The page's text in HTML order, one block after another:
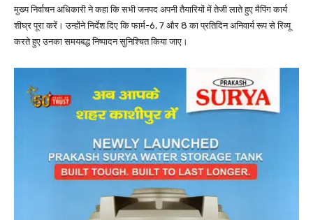
मुख्य निर्वाचन अधिकारी ने कहा कि सभी जनपद अपनी तैयारियों में तेजी लाते हुए मैपिंग कार्य
शीघ्र पूरा करें। उन्होंने निर्देश दिए कि फार्म-6, 7 और 8 का प्रतिदिन अनिवार्य रूप से रिव्यू
करते हुए उनका समयबद्ध निष्पादन सुनिश्चित किया जाए।